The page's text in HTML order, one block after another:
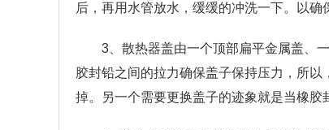
后，再用水管放水，缓缓的冲洗一下。以确
3、散热器盖由一个顶部扁平金属盖、
胶封铅之间的拉力确保盖子保持压力，所
掉。另一个需要更换盖子的迹象就是当橡胶